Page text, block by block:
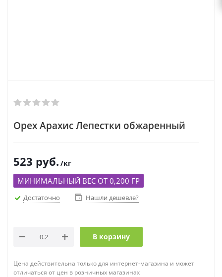
Орех Арахис Лепестки обжаренный
523 руб. /кг
МИНИМАЛЬНЫЙ ВЕС ОТ 0,200 ГР
Достаточно Нашли дешевле?
В корзину
Цена действительна только для интернет-магазина и может
отличаться от цен в розничных магазинах